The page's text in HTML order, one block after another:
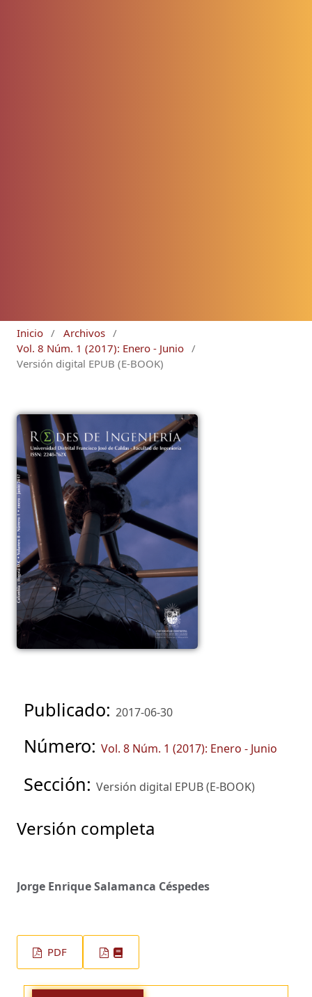
Inicio / Archivos /
Vol. 8 Núm. 1 (2017): Enero - Junio /
Versión digital EPUB (E-BOOK)
Publicado: 2017-06-30
Número: Vol. 8 Núm. 1 (2017): Enero - Junio
Sección: Versión digital EPUB (E-BOOK)
Versión completa
Jorge Enrique Salamanca Céspedes
PDF